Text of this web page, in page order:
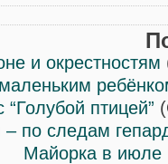
и окрестностям
“Голубой птицей”
– по следам
Майорка в июле